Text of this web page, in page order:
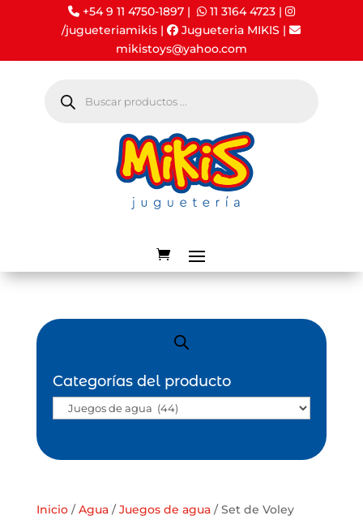
+54 9 11 4750-1897 | 11 3164 4723|
/jugueteriamikis | Jugueteria MIKIS |
mikistoys@yahoo.com
productos
Inicio/Agua/Juegos de agua/ Set de Voley
Categorías del producto